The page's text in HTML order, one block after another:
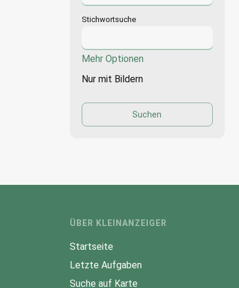
Stichwortsuche
Mehr Optionen
Nur mit Bildern
ÜBER KLEINANZEIGER
Startseite
Letzte Aufgaben
Suche auf Karte